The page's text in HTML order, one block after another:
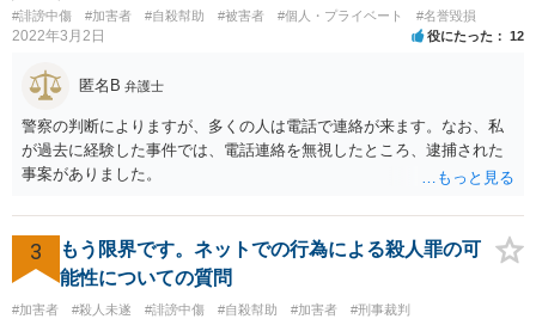
てきたのか尋ねることが考えられます。
#誹謗中傷 #加害者 #自殺幇助 #被害者 #個人・プライベート #名誉毀損
2022年3月2日 役にたった 12
匿名B 弁護士
警察の判断によりますが、多くの人は電話で連絡が来ます。なお、私
が過去に経験した事件では、電話連絡を無視したところ、逮捕された
事案がありました。
3
もう限界です。ネットでの行為による殺人罪の可
能性についての質問
#加害者 #殺人未遂 #誹謗中傷 #自殺幇助 #加害者 #刑事裁判